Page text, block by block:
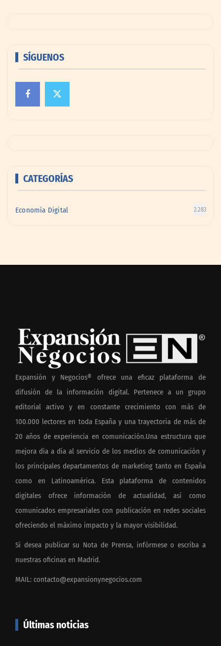
SÍGUENOS
CATEGORÍAS
Economía Digital 2.283
Expansión y Negocios® ofrece una eficaz plataforma de
difusión de la información digital. Pertenece a un grupo
editorial activo y en constante crecimiento con más de
100.000 lectores en toda España y una trayectoria de más de
20 años de experiencia en comunicación.Una estructura que
mejora día a día al servicio de los medios de comunicación y
los principales departamentos de marketing tanto en España
como en Latinoamérica. Esta plataforma de contenidos
digitales ofrece información de actualidad, así como
comunicados empresariales con publicación en redes sociales
ofreciendo el máximo impacto y la mayor visibilidad.
Si desea publicar su Nota de Prensa, infórmese o escriba a
nuestras oficinas en Madrid.
MAIL: contacto@expansionynegocios.com
Últimas noticias